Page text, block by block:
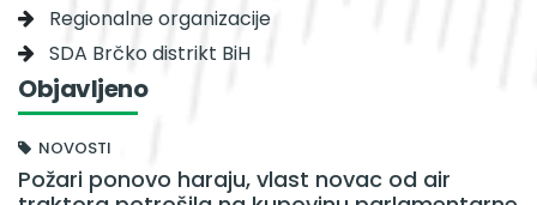
Regionalne organizacije
SDA Brčko distrikt BiH
Objavljeno
NOVOSTI
Požari ponovo haraju, vlast novac od air